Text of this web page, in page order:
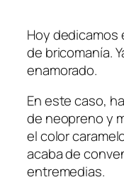
Hoy dedicamos
de bricomanía.
enamorado.
En este caso,
de neopreno y
el color
acaba de
entremedias.